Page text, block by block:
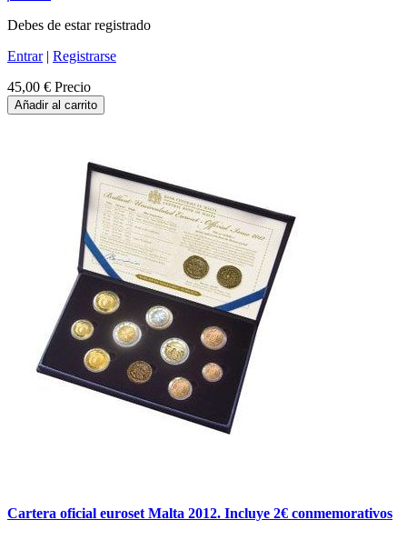
Debes de estar registrado
Entrar| Registrarse
45,00 € Precio
Añadir al carrito
Cartera oficial euroset Malta 2012. Incluye 2€ conmemorativos